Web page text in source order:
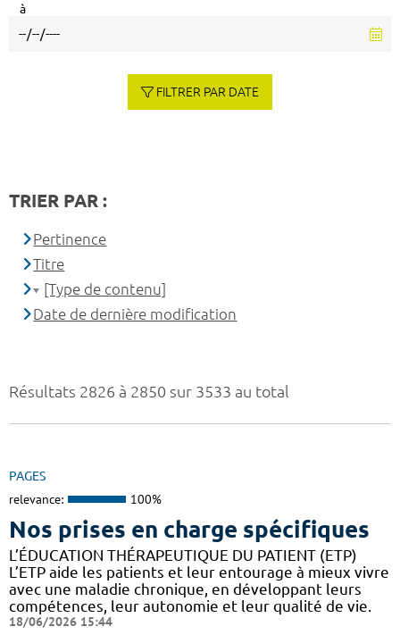
Résultats 2826 à 2850 sur 3533 au total
PAGES
relevance: 100%
Nos prises en charge spécifiques
L’ÉDUCATION THÉRAPEUTIQUE DU PATIENT (ETP)
L’ETP aide les patients et leur entourage à mieux vivre
avec une maladie chronique, en développant leurs
compétences, leur autonomie et leur qualité de vie.
18/06/2026 15:44
à
FILTRER PAR DATE
TRIER PAR :
Pertinence
Titre
[Type de contenu]
Date de dernière modification